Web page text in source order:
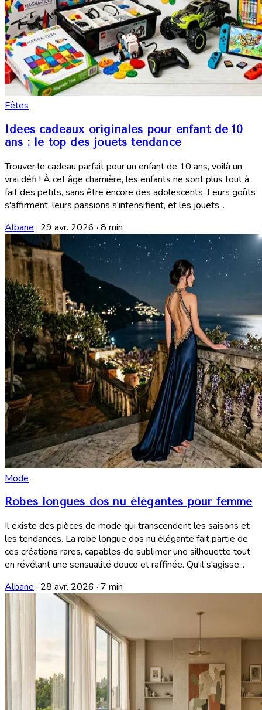
Fêtes
Idées cadeaux originales pour enfant de 10
ans : le top des jouets tendance
Trouver le cadeau parfait pour un enfant de 10 ans, voilà un
vrai défi ! À cet âge charnière, les enfants ne sont plus tout à
fait des petits, sans être encore des adolescents. Leurs goûts
s'affirment, leurs passions s'intensifient, et les jouets...
Albane · 29 avr. 2026 · 8 min
Mode
Robes longues dos nu élégantes pour femme
Il existe des pièces de mode qui transcendent les saisons et
les tendances. La robe longue dos nu élégante fait partie de
ces créations rares, capables de sublimer une silhouette tout
en révélant une sensualité douce et raffinée. Qu'il s'agisse...
Albane · 28 avr. 2026 · 7 min